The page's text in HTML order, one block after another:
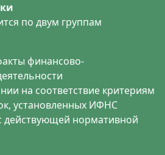
по двум группам
финансово-
на соответствие критериям
установленных ИФНС
действующей нормативной